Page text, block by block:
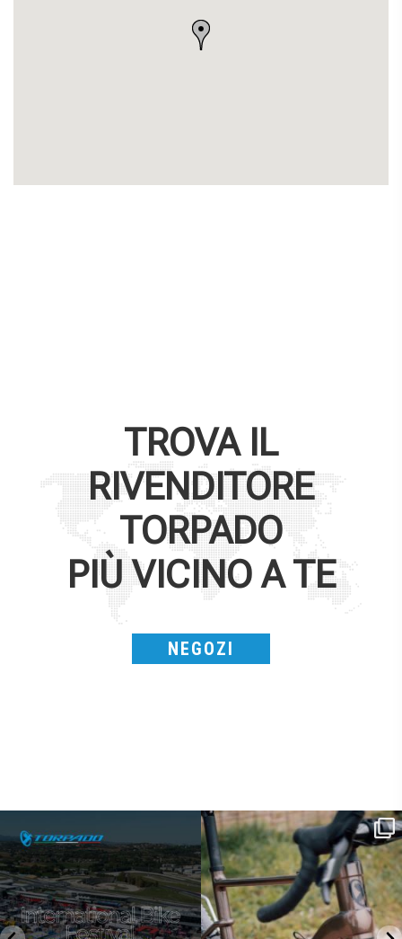
TROVA IL
RIVENDITORE
TORPADO
PIÙ VICINO A TE
NEGOZI
IBF sta per...
17 1
Kepler R è la gravel pensata per affrontare
lunghe...
27 0